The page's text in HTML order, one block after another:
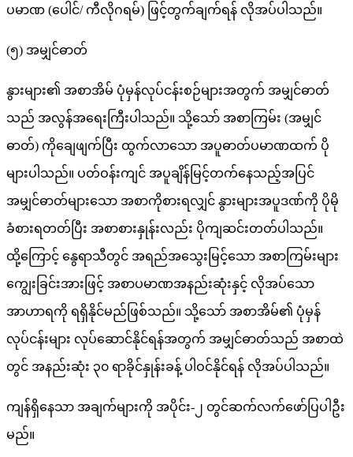
ပမာဏ (ပေါင်/ ကီလိုဂရမ်) ဖြင့်တွက်ချက်ရန် လိုအပ်ပါသည်။
(၅) အမျှင်ဓာတ်
နွားများ၏ အစာအိမ် ပုံမှန်လုပ်ငန်းစဉ်များအတွက် အမျှင်ဓာတ်
သည် အလွန်အရေးကြီးပါသည်။ သို့သော် အစာကြမ်း (အမျှင်
ဓာတ်) ကိုချေဖျက်ပြီး ထွက်လာသော အပူဓာတ်ပမာဏထက် ပို
များပါသည်။ ပတ်ဝန်းကျင် အပူချိန်မြင့်တက်နေသည့်အပြင်
အမျှင်ဓာတ်များသော အစာကိုစားရလျှင် နွားများအပူဒဏ်ကို ပိုမို
ခံစားရတတ်ပြီး အစာစားနှုန်းလည်း ပိုကျဆင်းတတ်ပါသည်။
ထို့ကြောင့် နွေရာသီတွင် အရည်အသွေးမြင့်သော အစာကြမ်းများ
ကျွေးခြင်းအားဖြင့် အစာပမာဏအနည်းဆုံးနှင့် လိုအပ်သော
အာဟာရကို ရရှိနိုင်မည်ဖြစ်သည်။ သို့သော် အစာအိမ်၏ ပုံမှန်
လုပ်ငန်းများ လုပ်ဆောင်နိုင်ရန်အတွက် အမျှင်ဓာတ်သည် အစာထဲ
တွင် အနည်းဆုံး ၃၀ ရာခိုင်နှုန်းခန့် ပါဝင်နိုင်ရန် လိုအပ်ပါသည်။
ကျန်ရှိနေသာ အချက်များကို အပိုင်း-၂ တွင်ဆက်လက်ဖော်ပြပါဦး
မည်။